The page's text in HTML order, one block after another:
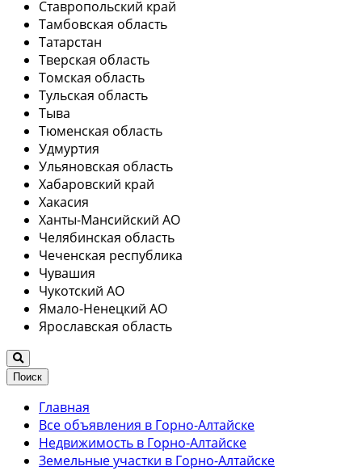
Ставропольский край
Тамбовская область
Татарстан
Тверская область
Томская область
Тульская область
Тыва
Тюменская область
Удмуртия
Ульяновская область
Хабаровский край
Хакасия
Ханты-Мансийский АО
Челябинская область
Чеченская республика
Чувашия
Чукотский АО
Ямало-Ненецкий АО
Ярославская область
Поиск
Главная
Все объявления в Горно-Алтайске
Недвижимость в Горно-Алтайске
Земельные участки в Горно-Алтайске